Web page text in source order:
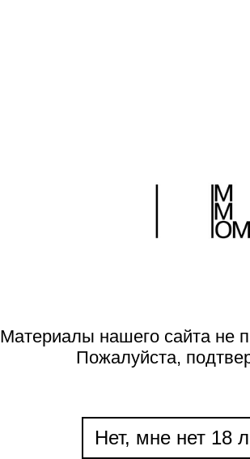
Материалы нашего сайта не
Пожалуйста,
Нет, мне нет 18